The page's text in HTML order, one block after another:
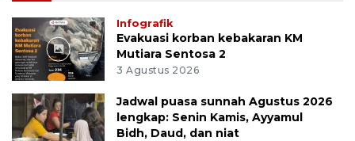
Infografik
Evakuasi korban kebakaran KM
Mutiara Sentosa 2
3 Agustus 2026
Jadwal puasa sunnah Agustus 2026
lengkap: Senin Kamis, Ayyamul
Bidh, Daud, dan niat